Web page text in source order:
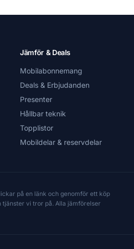
Jämför & Deals
Mobilabonnemang
Deals & Erbjudanden
Presenter
Hållbar teknik
Topplistor
Mobildelar & reservdelar
på en länk och genomför ett köp
vi tror på. Alla jämförelser